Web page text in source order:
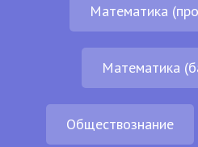
Математика
Математика
Обществознание